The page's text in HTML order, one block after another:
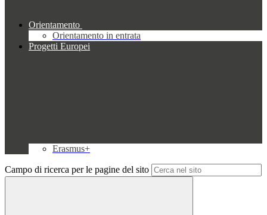
Orientamento
Orientamento in entrata
Progetti Europei
Erasmus+
Campo di ricerca per le pagine del sito